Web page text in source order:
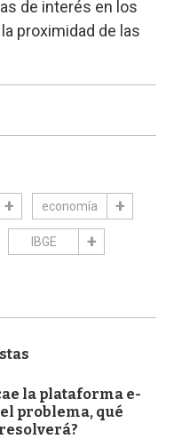
de interés en los
proximidad de las
economía
IBGE
la plataforma e-
problema, qué